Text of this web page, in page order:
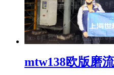
mtw138欧版磨